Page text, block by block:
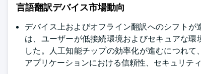
言語翻訳デバイス市場動向
デバイス上およびオフライン翻訳へのシフト
は、ユーザーが低接続環境およびセキュアな
した。人工知能チップの効率化が進むにつれ
アプリケーションにおける信頼性、セキュリテ